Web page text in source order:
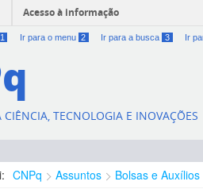
Acesso à informação
1 Ir para o menu 2 Ir para a busca 3 Ir
TECNOLOGIA E INOVAÇÕES
CNPq Assuntos Bolsas e Auxílios